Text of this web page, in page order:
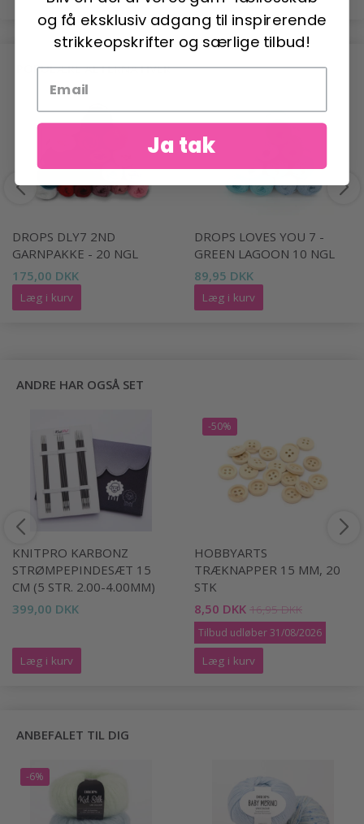
POPULÆRE ALTERNATIVER
DROPS DLY7 2ND
GARNPAKKE - 20 NGL
175,00 DKK
Læg i kurv
DROPS LOVES YOU 7 -
GREEN LAGOON 10 NGL
89,95 DKK
Læg i kurv
ANDRE HAR OGSÅ SET
KNITPRO KARBONZ
STRØMPEPINDESÆT 15
CM (5 STR. 2.00-4.00MM)
399,00 DKK
Læg i kurv
-50%
HOBBYARTS
TRÆKNAPPER 15 MM, 20
STK
8,50 DKK 16,95 DKK
Tilbud udløber 31/08/2026
Læg i kurv
ANBEFALET TIL DIG
-6%
og få eksklusiv adgang til inspirerende
strikkeopskrifter og særlige tilbud!
Ja tak